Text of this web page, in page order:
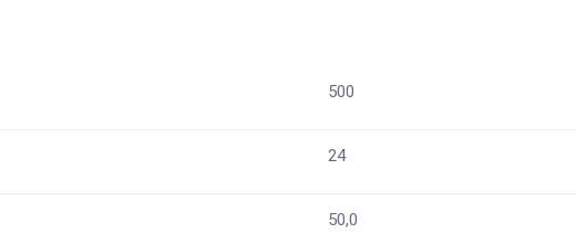
500
24
50,0